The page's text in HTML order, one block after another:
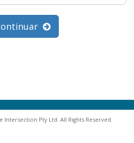
Intersection Pty Ltd. All Rights Reserved.